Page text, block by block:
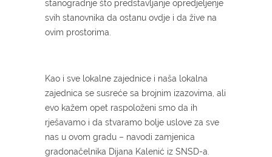
stanogradnje što predstavljanje opredjeljenje
svih stanovnika da ostanu ovdje i da žive na
ovim prostorima.
Kao i sve lokalne zajednice i naša lokalna
zajednica se susreće sa brojnim izazovima, ali
evo kažem opet raspoloženi smo da ih
rješavamo i da stvaramo bolje uslove za sve
nas u ovom gradu – navodi zamjenica
gradonačelnika Dijana Kalenić iz SNSD-a.